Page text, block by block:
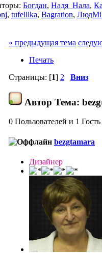
Богдан, Надя_Нала,
, tufelllka, Bagration,
« предыдущая тема
Печать
Страницы: [1] 2 Вниз
Автор Тема:
0 Пользователей и 1
bezgtamara
Дизайнер